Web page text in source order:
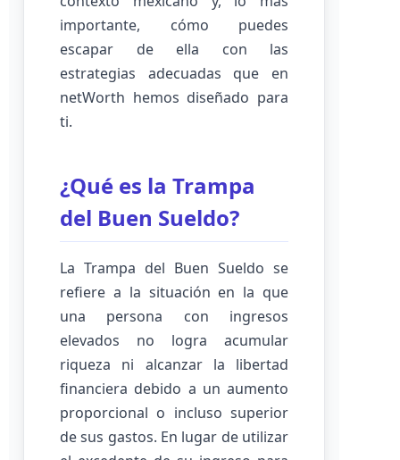
importante, cómo puedes
escapar de ella con las
estrategias adecuadas que en
netWorth hemos diseñado para
ti.
¿Qué es la Trampa
del Buen Sueldo?
La Trampa del Buen Sueldo se
refiere a la situación en la que
una persona con ingresos
elevados no logra acumular
riqueza ni alcanzar la libertad
financiera debido a un aumento
proporcional o incluso superior
de sus gastos. En lugar de utilizar